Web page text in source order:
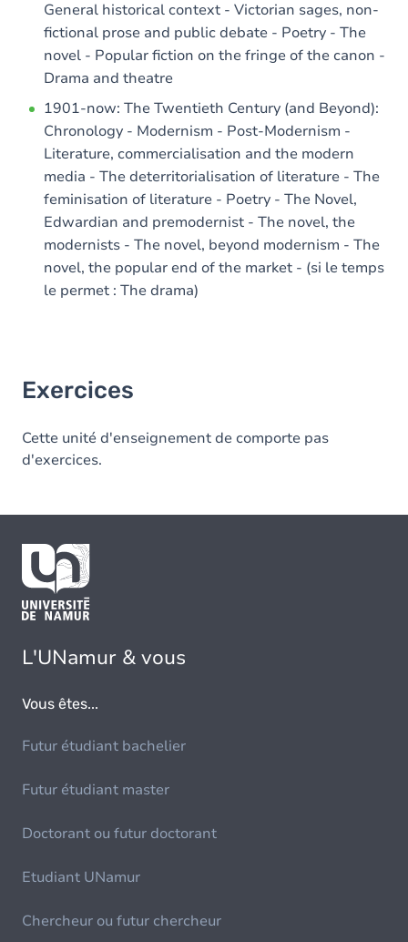
General historical context - Victorian sages, non-
fictional prose and public debate - Poetry - The
novel - Popular fiction on the fringe of the canon -
Drama and theatre
1901-now: The Twentieth Century (and Beyond):
Chronology - Modernism - Post-Modernism -
Literature, commercialisation and the modern
media - The deterritorialisation of literature - The
feminisation of literature - Poetry - The Novel,
Edwardian and premodernist - The novel, the
modernists - The novel, beyond modernism - The
novel, the popular end of the market - (si le temps
le permet : The drama)
Exercices
Cette unité d'enseignement de comporte pas
d'exercices.
L'UNamur & vous
Vous êtes...
Futur étudiant bachelier
Futur étudiant master
Doctorant ou futur doctorant
Etudiant UNamur
Chercheur ou futur chercheur